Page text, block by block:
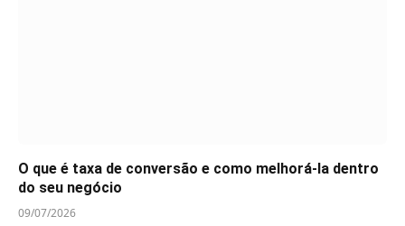
O que é taxa de conversão e como melhorá-la dentro
do seu negócio
09/07/2026